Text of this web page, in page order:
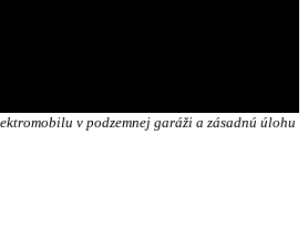
v podzemnej garáži a zásadnú úlohu